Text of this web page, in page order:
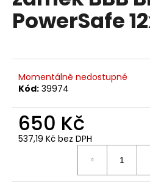
0,0
PowerSafe
Momentálně nedostupné
Kód: 39974
650 Kč
537,19 Kč bez DPH
n
a
t
?
HLEDAT